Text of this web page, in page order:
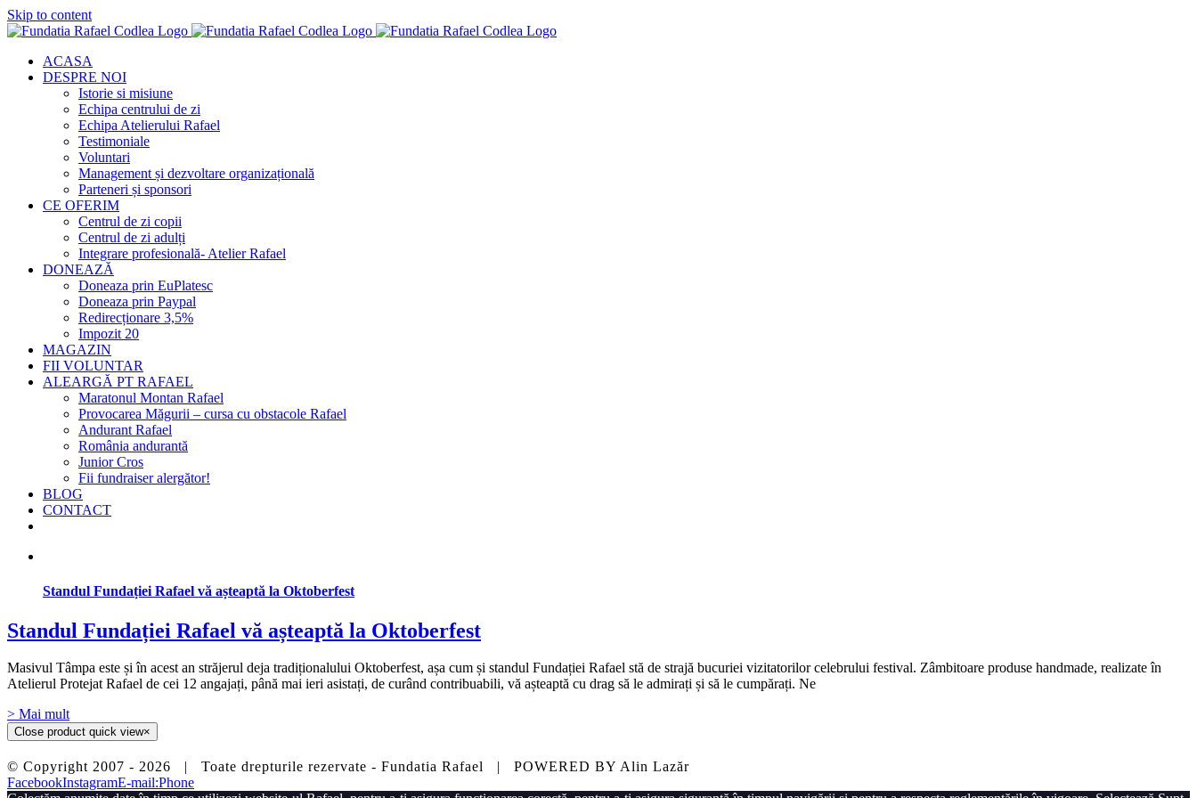
Skip to content
ACASA
DESPRE NOI
Istorie si misiune
Echipa centrului de zi
Echipa Atelierului Rafael
Testimoniale
Voluntari
Management și dezvoltare organizațională
Parteneri și sponsori
CE OFERIM
Centrul de zi copii
Centrul de zi adulți
Integrare profesională- Atelier Rafael
DONEAZĂ
Doneaza prin EuPlatesc
Doneaza prin Paypal
Redirecționare 3,5%
Impozit 20
MAGAZIN
FII VOLUNTAR
ALEARGĂ PT RAFAEL
Maratonul Montan Rafael
Provocarea Măgurii – cursa cu obstacole Rafael
Andurant Rafael
România andurantă
Junior Cros
Fii fundraiser alergător!
BLOG
CONTACT
Standul Fundației Rafael vă așteaptă la Oktoberfest
Standul Fundației Rafael vă așteaptă la Oktoberfest
Masivul Tâmpa este și în acest an străjerul deja tradiționalului Oktoberfest, așa cum și standul Fundației Rafael stă de strajă bucuriei vizitatorilor celebrului festival. Zâmbitoare produse handmade, realizate în
Atelierul Protejat Rafael de cei 12 angajați, până mai ieri asistați, de curând contribuabili, vă așteaptă cu drag să le admirați și să le cumpărați. Ne
> Mai mult
Close product quick view×
© Copyright 2007 - 2026 | Toate drepturile rezervate - Fundatia Rafael | POWERED BY Alin Lazăr
FacebookInstagramE-mail:Phone